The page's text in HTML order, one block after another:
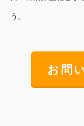
う。
お問